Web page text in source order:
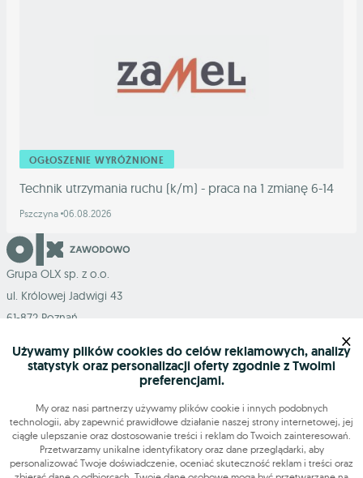
OGŁOSZENIE WYRÓŻNIONE
Technik utrzymania ruchu (k/m) - praca na 1 zmianę 6-14
Pszczyna 06.08.2026
Grupa OLX sp. z o.o.
ul. Królowej Jadwigi 43
61-872 Poznań
Szukasz pracy?
Używamy plików cookies do celów reklamowych, analizy
statystyk oraz personalizacji oferty zgodnie z Twoimi
preferencjami.
My oraz nasi partnerzy używamy plików cookie i innych podobnych
technologii, aby zapewnić prawidłowe działanie naszej strony internetowej, jej
ciągłe ulepszanie oraz dostosowanie treści i reklam do Twoich zainteresowań.
Przetwarzamy unikalne identyfikatory oraz dane przeglądarki, aby
personalizować Twoje doświadczenie, oceniać skuteczność reklam i treści oraz
×